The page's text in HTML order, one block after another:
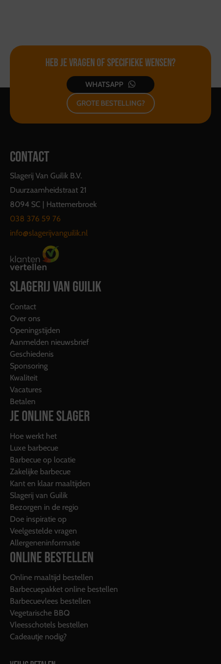
Heb je vragen ofspecifieke wensen?
WHATSAPP
GROTE BESTELLING?
CONTACT
Slagerij Van Guilik B.V.
Duurzaamheidstraat 21
8094 SC | Hattemerbroek
038 376 59 76
info@slagerijvanguilik.nl
SLAGERIJ VAN GUILIK
Contact
Over ons
Openingstijden
Aanmelden nieuwsbrief
Geschiedenis
Sponsoring
Kwaliteit
Vacatures
Betalen
JE ONLINE SLAGER
Hoe werkt het
Luxe barbecue
Barbecue op locatie
Zakelijke barbecue
Kant en klaar maaltijden
Slagerij van Guilik
Bezorgen in de regio
Doe inspiratie op
Veelgestelde vragen
Allergeneninformatie
ONLINE BESTELLEN
Online maaltijd bestellen
Barbecuepakket online bestellen
Barbecuevlees bestellen
Vegetarische BBQ
Vleesschotels bestellen
Cadeautje nodig?